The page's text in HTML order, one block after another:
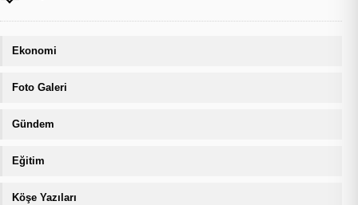
Ekonomi
Foto Galeri
Gündem
Eğitim
Köşe Yazıları